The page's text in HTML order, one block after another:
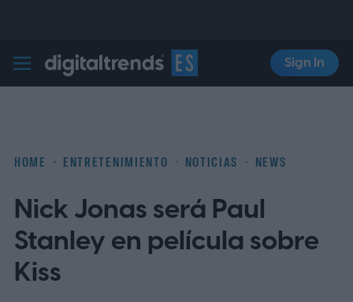
Digital Trends Español
Sign In
HOME ENTRETENIMIENTO NOTICIAS NEWS
Nick Jonas será Paul
Stanley en película sobre
Kiss